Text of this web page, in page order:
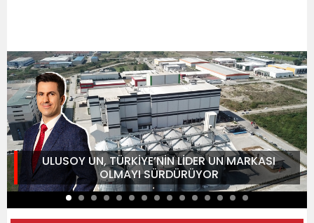
ULUSOY UN, TÜRKİYE’NİN LİDER UN MARKASI
OLMAYI SÜRDÜRÜYOR